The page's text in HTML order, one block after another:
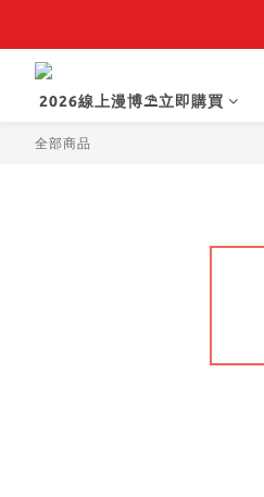
2026線上漫博⛱️立即購買
全部商品